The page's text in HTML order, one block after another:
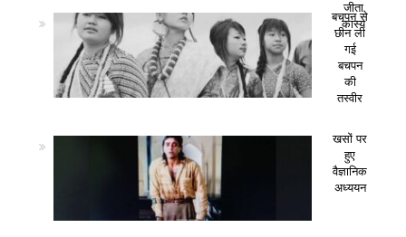
जीता
कांस्य
बचपन से
छीन ली
गई
बचपन
की
तस्वीर
खसों पर
हुए
वैज्ञानिक
अध्ययन